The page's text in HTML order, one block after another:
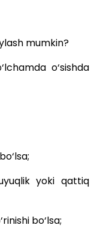
mumkin?
o‘sishda
yoki qattiq
bo‘lsa;